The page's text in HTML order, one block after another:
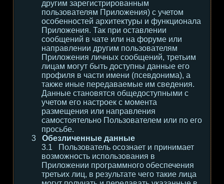
другим зарегистрированным
пользователям Приложения) с учетом
особенностей архитектуры и функционала
Приложения. Так при оставлении
сообщений в чате или на форуме или
направлении другим пользователям
Приложения личных сообщений, третьим
лицам могут быть доступны данные его
профиля в части имени (псевдонима), а
также иные передаваемые им сведения.
Данные становятся общедоступными с
учетом его настроек с момента
размещения или направления
самостоятельно Пользователем или по его
просьбе.
Обезличенные данные
Пользователь осознает и принимает
возможность использования в
Приложении программного обеспечения
третьих лиц, в результате чего такие лица